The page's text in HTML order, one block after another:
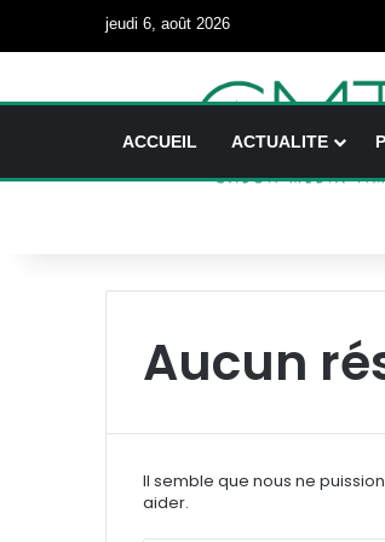
jeudi 6, août 2026
ACCUEIL ACTUALITE
Aucun
Il semble que nous ne
aider.